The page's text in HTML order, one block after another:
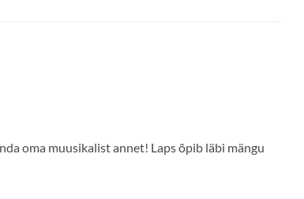
oma muusikalist annet! Laps õpib läbi mängu